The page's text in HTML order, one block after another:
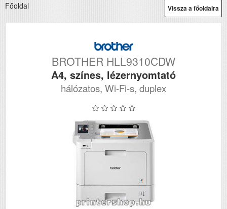
Vissza a főoldalra
Főoldal
BROTHER HLL9310CDW
A4, színes, lézernyomtató
hálózatos, Wi-Fi-s, duplex